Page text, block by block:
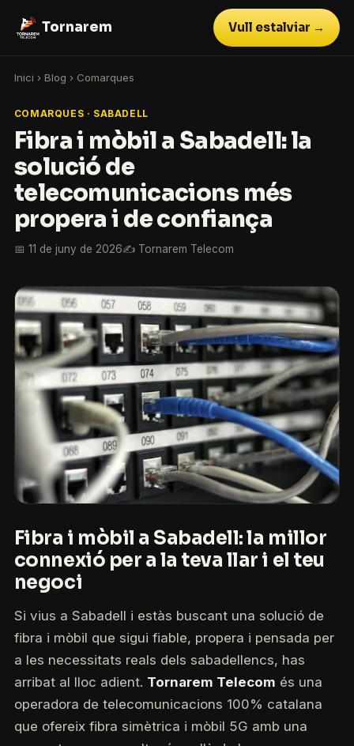
Tornarem Vull estalviar →
Inici › Blog › Comarques
COMARQUES · SABADELL
Fibra i mòbil a Sabadell: la
solució de
telecomunicacions més
propera i de confiança
📅 11 de juny de 2026✍️ Tornarem Telecom
Fibra i mòbil a Sabadell: la millor
connexió per a la teva llar i el teu
negoci
Si vius a Sabadell i estàs buscant una solució de
fibra i mòbil que sigui fiable, propera i pensada per
a les necessitats reals dels sabadellencs, has
arribat al lloc adient. Tornarem Telecom és una
operadora de telecomunicacions 100% catalana
que ofereix fibra simètrica i mòbil 5G amb una